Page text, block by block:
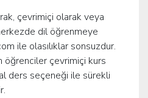
çevrimiçi olarak veya
dil öğrenmeye
ile olasılıklar sonsuzdur.
öğrenciler çevrimiçi kurs
ders seçeneği ile sürekli